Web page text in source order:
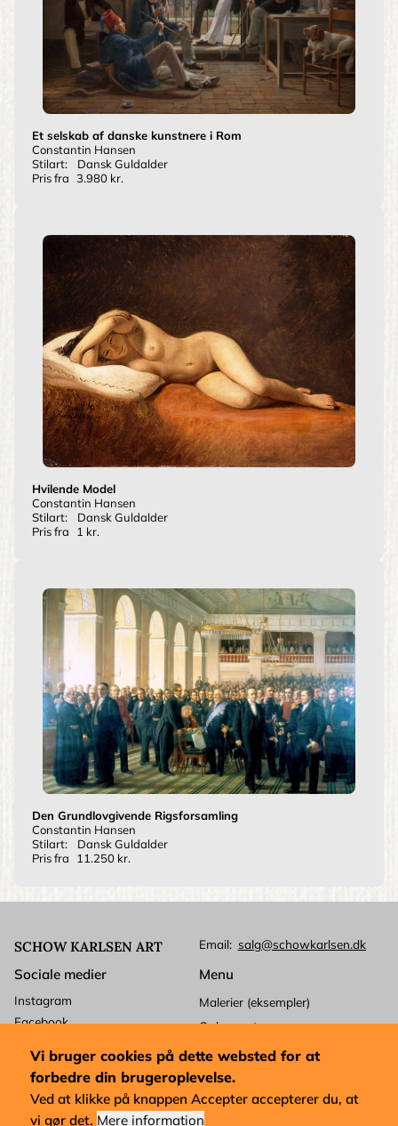
Et selskab af danske kunstnere i Rom
Constantin Hansen
Stilart:
Dansk Guldalder
Pris fra 3.980 kr.
Hvilende Model
Constantin Hansen
Stilart:
Dansk Guldalder
Pris fra
1 kr.
Den Grundlovgivende Rigsforsamling
Constantin Hansen
Stilart:
Dansk Guldalder
Pris fra
11.250 kr.
SCHOW KARLSEN ART Email salg@schowkarlsen.dk
Menu
Malerier (eksempler)
Ophavsret
Kundeservice
Levering
Forretningsbetingelser
Købsforkøb og udførelse
Sociale medier
Instagram
Facebook
Mastercard
Vi bruger cookies på dette websted for at
forbedre din brugeroplevelse.
Ved at klikke på knappen Accepter accepterer du, at
vi gør det. Mere information